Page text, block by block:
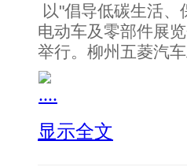
以"倡导低碳生活
电动车及零部件展
举行。柳州五菱汽
显示全文